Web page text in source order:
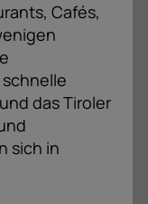
Cafés,
das Tiroler
sich in